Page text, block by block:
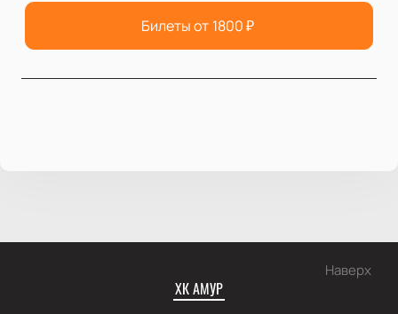
Билеты от 1800₽
Наверх
ХК АМУР